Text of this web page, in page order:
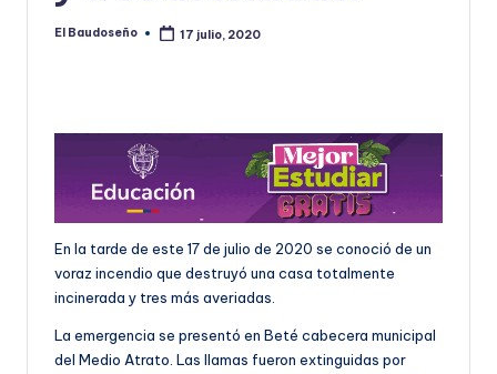
Publicado
El Baudoseño 17 julio, 2020
En la tarde de este 17 de julio de 2020 se conoció de un
voraz incendio que destruyó una casa totalmente
incinerada y tres más averiadas.
La emergencia se presentó en Beté cabecera municipal
del Medio Atrato. Las llamas fueron extinguidas por